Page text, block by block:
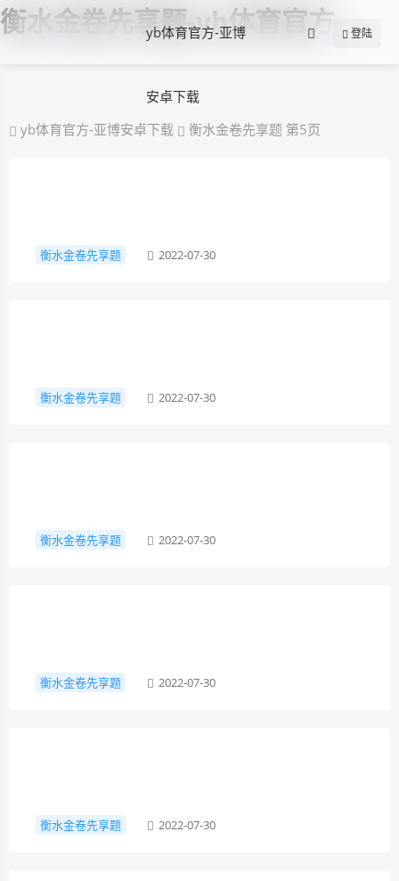
衡水金卷先享题-yb体育官方
yb体育官方-亚博
安卓下载
登陆
yb体育官方-亚博安卓下载 衡水金卷先享题 第5页
衡水金卷先享题 2022-07-30
衡水金卷先享题 2022-07-30
衡水金卷先享题 2022-07-30
衡水金卷先享题 2022-07-30
衡水金卷先享题 2022-07-30